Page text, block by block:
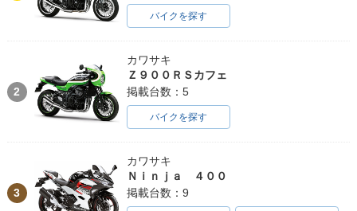
バイクを探す
2
カワサキ
Ｚ９００ＲＳカフェ
掲載台数：5
バイクを探す
3
カワサキ
Ｎｉｎｊａ ４００
掲載台数：9